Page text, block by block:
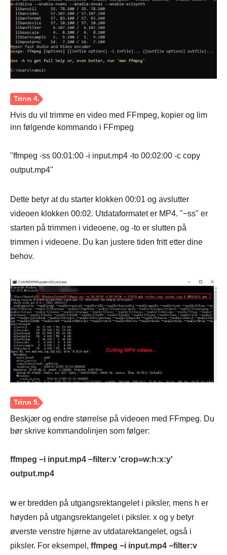
Trinn 3.
Trinn 4.
Hvis du vil trimme en video med FFmpeg, kopier og lim
inn følgende kommando i FFmpeg
"ffmpeg -ss 00:01:00 -i input.mp4 -to 00:02:00 -c copy
output.mp4"
Dette betyr at du starter klokken 00:01 og avslutter
videoen klokken 00:02. Utdataformatet er MP4. "−ss" er
starten på trimmen i videoene, og -to er slutten på
trimmen i videoene. Du kan justere tiden fritt etter dine
behov.
Beskjær og endre størrelse på videoen med FFmpeg. Du
bør skrive kommandolinjen som følger:
ffmpeg −i input.mp4 −filter:v 'crop=w:h:x:y'
output.mp4
wer bredden på utgangsrektangelet i piksler, mens h er
høyden på utgangsrektangelet i piksler. x og y betyr
øverste venstre hjørne av utdatarektangelet, også i
piksler. For eksempel, ffmpeg −i input.mp4 −filter:v